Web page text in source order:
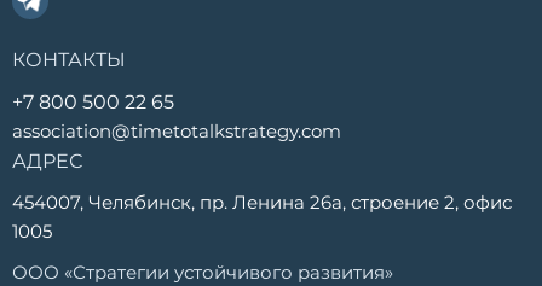
КОНТАКТЫ
+7 800 500 22 65
association@timetotalkstrategy.com
АДРЕС
454007, Челябинск, пр. Ленина 26а, строение 2, офис
1005
ООО «Стратегии устойчивого развития»